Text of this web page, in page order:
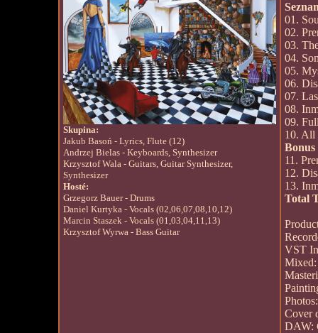
Skupina:
Jakub Basoń - Lyrics, Flute (12)
Andrzej Bielas - Keyboards, Synthesizer
Krzysztof Wala - Guitars, Guitar Synthesizer,
Synthesizer
Hosté:
Grzegorz Bauer - Drums
Daniel Kurtyka - Vocals (02,06,07,08,10,12)
Marcin Staszek - Vocals (01,03,04,11,13)
Krzysztof Wyrwa - Bass Guitar
01.
02.
03.
04.
05.
06.
07.
08.
09.
10. All
11.
12.
13.
Total
VST
Mixed:
Cover
DAW: